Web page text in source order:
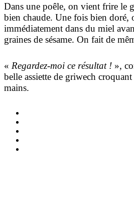
Dans une poêle, on vient frire le
bien chaude. Une fois bien doré,
immédiatement dans du miel
graines de sésame. On fait de
« Regardez-moi ce résultat ! »,
belle assiette de griwech
mains.